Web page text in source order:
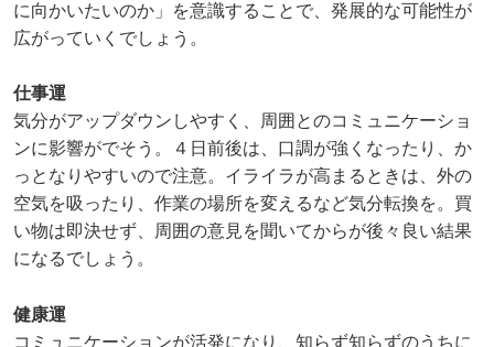
に向かいたいのか」を意識することで、発展的な可能性が
広がっていくでしょう。
仕事運
気分がアップダウンしやすく、周囲とのコミュニケーショ
ンに影響がでそう。４日前後は、口調が強くなったり、か
っとなりやすいので注意。イライラが高まるときは、外の
空気を吸ったり、作業の場所を変えるなど気分転換を。買
い物は即決せず、周囲の意見を聞いてからが後々良い結果
になるでしょう。
健康運
コミュニケーションが活発になり、知らず知らずのうちに